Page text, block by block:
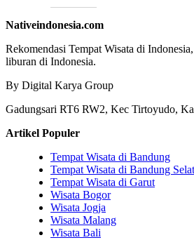
Nativeindonesia.com
Rekomendasi Tempat Wisata di
liburan di Indonesia.
By Digital Karya Group
Gadungsari RT6 RW2, Kec Tirtoyudo,
Artikel Populer
Tempat Wisata di Bandung
Tempat Wisata di Bandung
Tempat Wisata di Garut
Wisata Bogor
Wisata Jogja
Wisata Malang
Wisata Bali